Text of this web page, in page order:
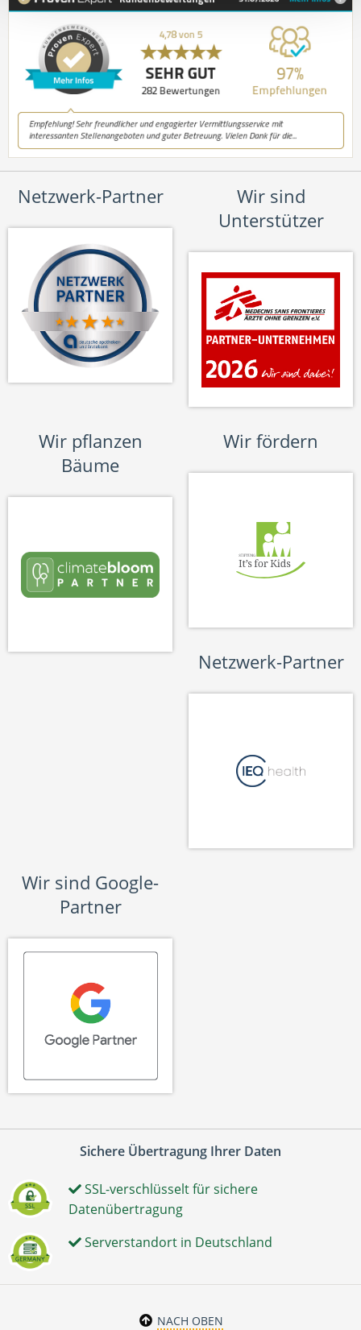
Netzwerk-Partner
Wir sind
Unterstützer
Wir pflanzen
Bäume
Wir fördern
Netzwerk-Partner
Wir sind Google-
Partner
Sichere Übertragung Ihrer Daten
SSL-verschlüsselt für sichere
Datenübertragung
Serverstandort in Deutschland
NACH OBEN